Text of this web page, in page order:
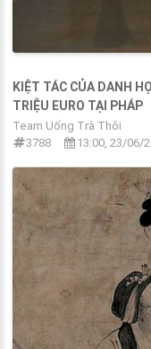
KIỆT TÁC CỦA DANH
TRIỆU EURO TẠI PHÁP
Team Uống Trà Thôi
3788
13:00, 23/06/